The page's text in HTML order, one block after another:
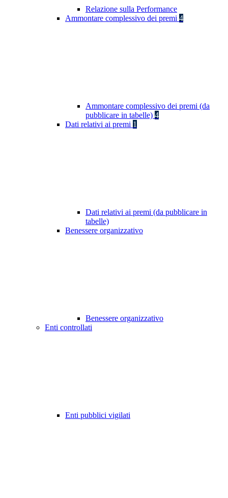
Relazione sulla Performance
Ammontare complessivo dei premi 4
Ammontare complessivo dei premi (da
pubblicare in tabelle) 4
Dati relativi ai premi 1
Dati relativi ai premi (da pubblicare in
tabelle)
Benessere organizzativo
Benessere organizzativo
Enti controllati
Enti pubblici vigilati